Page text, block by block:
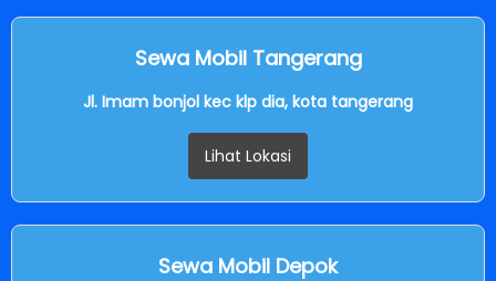
Sewa Mobil Tangerang
Jl. Imam bonjol kec klp dia, kota tangerang
Lihat Lokasi
Sewa Mobil Depok